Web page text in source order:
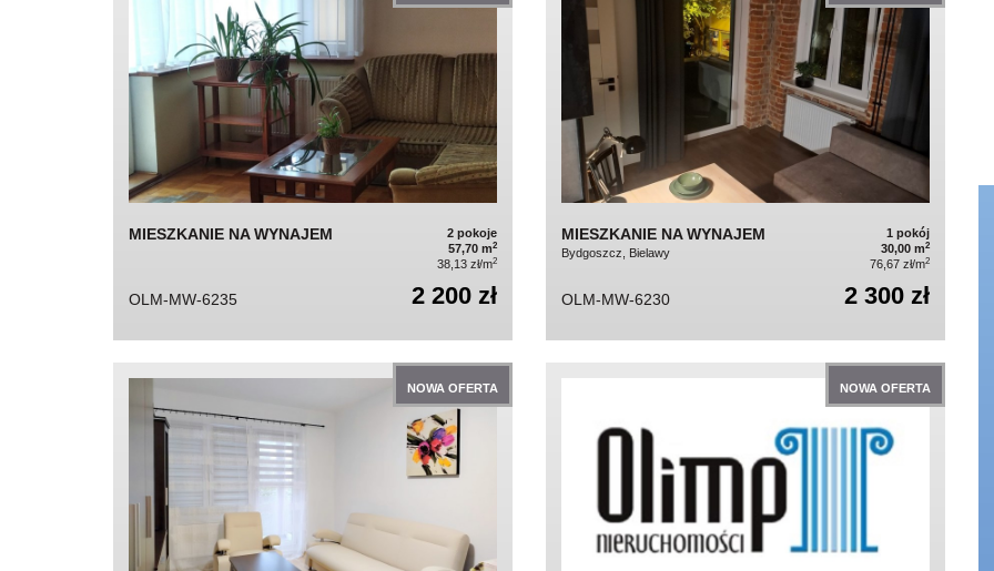
MIESZKANIE NA WYNAJEM
2 pokoje
57,70 m2
38,13 zł/m2
OLM-MW-6235 2 200 zł
MIESZKANIE NA WYNAJEM
Bydgoszcz, Bielawy
1 pokój
30,00 m2
76,67 zł/m2
OLM-MW-6230 2 300 zł
NOWA OFERTA NOWA OFERTA